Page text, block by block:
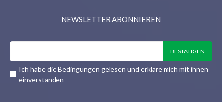
NEWSLETTER ABONNIEREN
Ich habe die Bedingungen gelesen und erkläre mich mit ihnen
einverstanden